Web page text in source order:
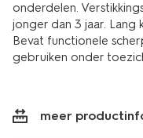
onderdelen.
jonger dan 3 jaar. Lang
Bevat functionele
gebruiken onder
meer